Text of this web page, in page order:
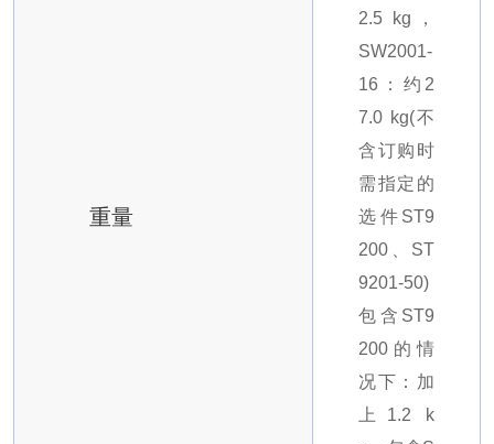
重量
2.5 kg，
SW2001-
16：约2
7.0 kg(不
含订购时
需指定的
选件ST9
200、ST
9201-50)
包含ST9
200的情
况下：加
上1.2 k